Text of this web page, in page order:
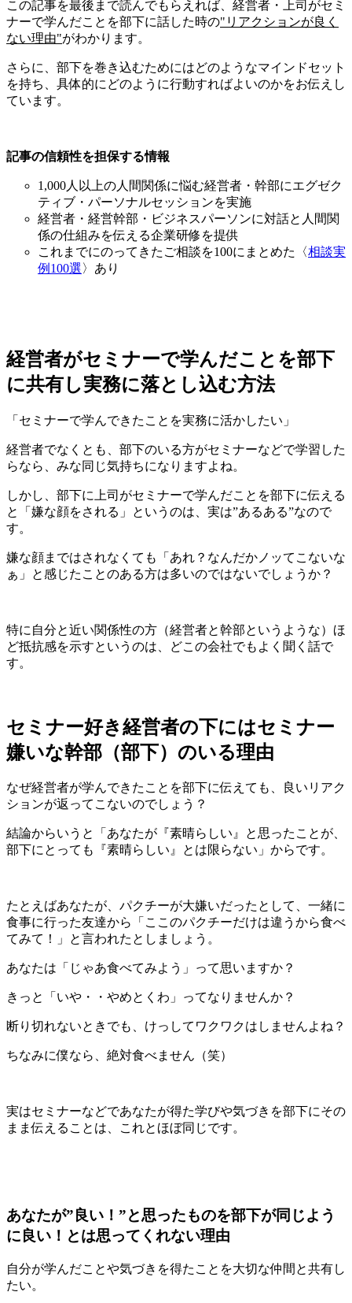
この記事を最後まで読んでもらえれば、経営者・上司がセミ
ナーで学んだことを部下に話した時の"リアクションが良く
ない理由"がわかります。
さらに、部下を巻き込むためにはどのようなマインドセット
を持ち、具体的にどのように行動すればよいのかをお伝えし
ています。
記事の信頼性を担保する情報
1,000人以上の人間関係に悩む経営者・幹部にエグゼク
ティブ・パーソナルセッションを実施
経営者・経営幹部・ビジネスパーソンに対話と人間関
係の仕組みを伝える企業研修を提供
これまでにのってきたご相談を100にまとめた〈相談実
例 100選〉あり
経営者がセミナーで学んだことを部下
に共有し実務に落とし込む方法
「セミナーで学んできたことを実務に活かしたい」
経営者でなくとも、部下のいる方がセミナーなどで学習した
らなら、みな同じ気持ちになりますよね。
しかし、部下に上司がセミナーで学んだことを部下に伝える
と「嫌な顔をされる」というのは、実は”あるある”なので
す。
嫌な顔まではされなくても「あれ？なんだかノッてこないな
ぁ」と感じたことのある方は多いのではないでしょうか？
特に自分と近い関係性の方（経営者と幹部というような）ほ
ど抵抗感を示すというのは、どこの会社でもよく聞く話で
す。
セミナー好き経営者の下にはセミナー
嫌いな幹部（部下）のいる理由
なぜ経営者が学んできたことを部下に伝えても、良いリアク
ションが返ってこないのでしょう？
結論からいうと「あなたが『素晴らしい』と思ったことが、
部下にとっても『素晴らしい』とは限らない」からです。
たとえばあなたが、パクチーが大嫌いだったとして、一緒に
食事に行った友達から「ここのパクチーだけは違うから食べ
てみて！」と言われたとしましょう。
あなたは「じゃあ食べてみよう」って思いますか？
きっと「いや・・やめとくわ」ってなりませんか？
断り切れないときでも、けっしてワクワクはしませんよね？
ちなみに僕なら、絶対食べません（笑）
実はセミナーなどであなたが得た学びや気づきを部下にその
まま伝えることは、これとほぼ同じです。
あなたが”良い！”と思ったものを部下が同じよう
に良い！とは思ってくれない理由
自分が学んだことや気づきを得たことを大切な仲間と共有し
たい。